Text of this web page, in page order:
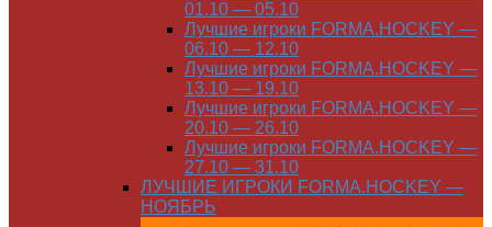
01.10 — 05.10
Лучшие игроки FORMA.HOCKEY —
06.10 — 12.10
Лучшие игроки FORMA.HOCKEY —
13.10 — 19.10
Лучшие игроки FORMA.HOCKEY —
20.10 — 26.10
Лучшие игроки FORMA.HOCKEY —
27.10 — 31.10
ЛУЧШИЕ ИГРОКИ FORMA.HOCKEY —
НОЯБРЬ